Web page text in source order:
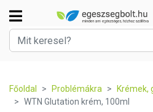
Főoldal Problémákra
Krémek,
WTN Glutation krém, 100ml